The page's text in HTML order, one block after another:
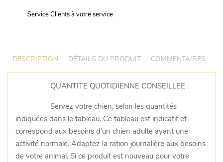
Service Clients à votre service
DESCRIPTION DÉTAILS DU PRODUIT COMMENTAIRES
QUANTITE QUOTIDIENNE CONSEILLEE :
Servez votre chien, selon les quantités
indiquées dans le tableau. Ce tableau est indicatif et
correspond aux besoins d’un chien adulte ayant une
activité normale. Adaptez la ration journalière aux besoins
de votre animal. Si ce produit est nouveau pour votre